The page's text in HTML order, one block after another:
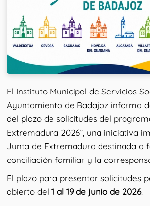
El Instituto Municipal de Servicios
Ayuntamiento de Badajoz informa
del plazo de solicitudes del
Extremadura 2026”, una iniciativa
Junta de Extremadura destinada a
conciliación familiar y la
El plazo para presentar solicitudes
abierto del 1 al 19 de junio de 2026.